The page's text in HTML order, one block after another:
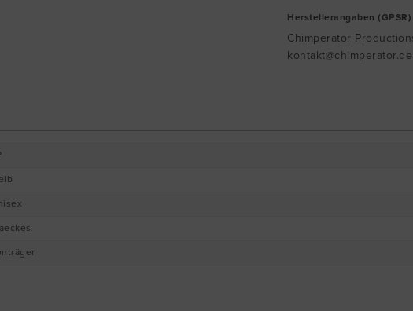
Herstellerangaben (GPSR)
Chimperator